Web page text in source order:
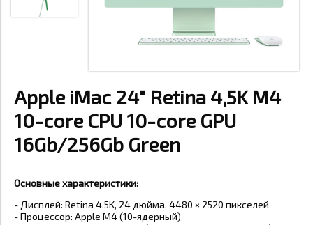
Apple iMac 24" Retina 4,5K M4
10-core CPU 10-core GPU
16Gb/256Gb Green
Основные характеристики:
- Дисплей: Retina 4.5K, 24 дюйма, 4480 × 2520 пикселей
- Процессор: Apple M4 (10-ядерный)